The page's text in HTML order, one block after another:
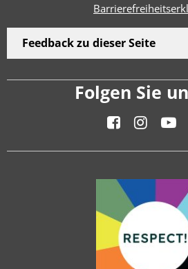
Feedback zu dieser Seite
Folgen Sie